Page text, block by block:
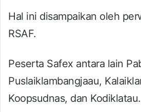
Hal ini disampaikan oleh
RSAF.
Peserta Safex antara lain
Puslaiklambangjaau,
Koopsudnas, dan Kodiklatau.